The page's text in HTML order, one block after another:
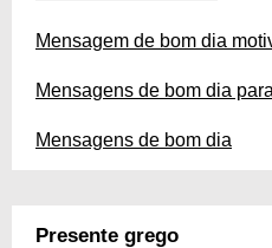
Mensagem de bom dia
Mensagens de bom dia
Mensagens de bom dia
Presente grego